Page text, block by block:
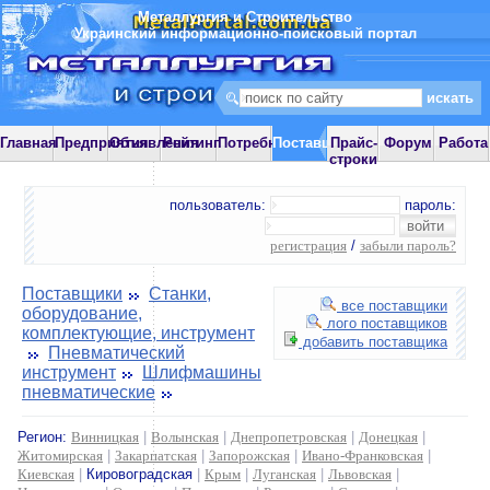
Металлургия и Строительство
Украинский информационно-поисковый портал
ГлавнаяПредприятияОбъявления
РейтингПотребностиПоставщики
Прайс-
строки
Форум Работа
пользователь: пароль:
регистрация / забыли пароль?
все поставщики
лого поставщиков
добавить поставщика
Поставщики
Станки,
оборудование,
комплектующие, инструмент
Пневматический
инструмент
Шлифмашины
пневматические
Регион: Винницкая Волынская Днепропетровская Донецкая
Житомирская
Закарпатская Запорожская Ивано-Франковская
Киевская
Кировоградская Крым Луганская Львовская